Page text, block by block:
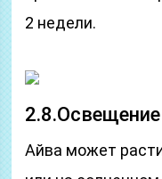
2 недели.
2.8.Освещение
Айва может